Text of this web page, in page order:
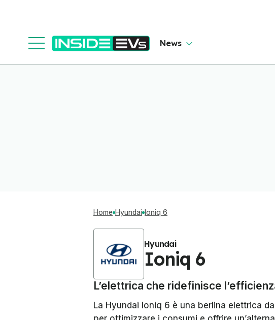
News
Home Hyundai Ioniq 6
Hyundai
Ioniq 6
L’elettrica che ridefinisce
La Hyundai Ioniq 6 è una berlina elettrica